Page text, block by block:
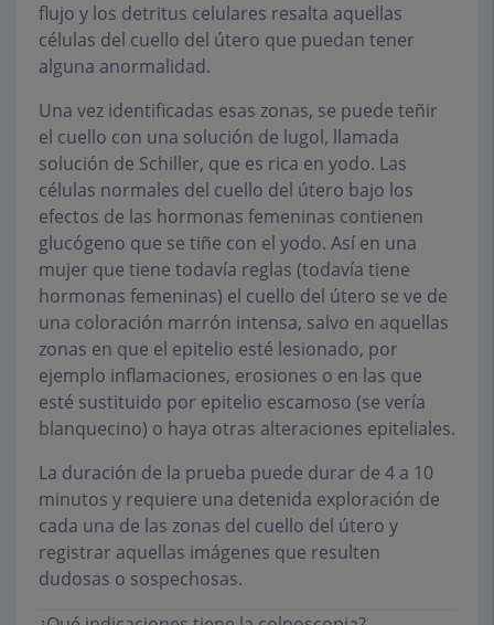
flujo y los detritus celulares resalta aquellas
células del cuello del útero que puedan tener
alguna anormalidad.
Una vez identificadas esas zonas, se puede teñir
el cuello con una solución de lugol, llamada
solución de Schiller, que es rica en yodo. Las
células normales del cuello del útero bajo los
efectos de las hormonas femeninas contienen
glucógeno que se tiñe con el yodo. Así en una
mujer que tiene todavía reglas (todavía tiene
hormonas femeninas) el cuello del útero se ve de
una coloración marrón intensa, salvo en aquellas
zonas en que el epitelio esté lesionado, por
ejemplo inflamaciones, erosiones o en las que
esté sustituido por epitelio escamoso (se vería
blanquecino) o haya otras alteraciones epiteliales.
La duración de la prueba puede durar de 4 a 10
minutos y requiere una detenida exploración de
cada una de las zonas del cuello del útero y
registrar aquellas imágenes que resulten
dudosas o sospechosas.